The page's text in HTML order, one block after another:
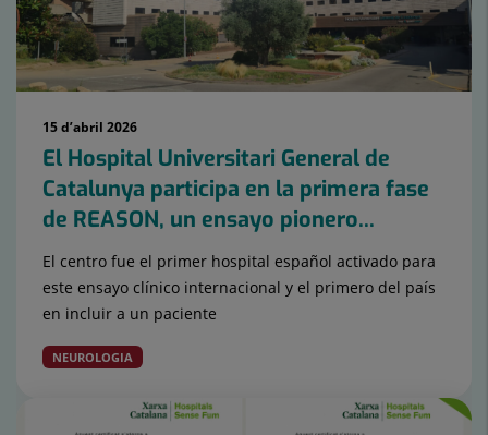
15 d’abril 2026
El Hospital Universitari General de
Catalunya participa en la primera fase
de REASON, un ensayo pionero...
El centro fue el primer hospital español activado para
este ensayo clínico internacional y el primero del país
en incluir a un paciente
NEUROLOGIA